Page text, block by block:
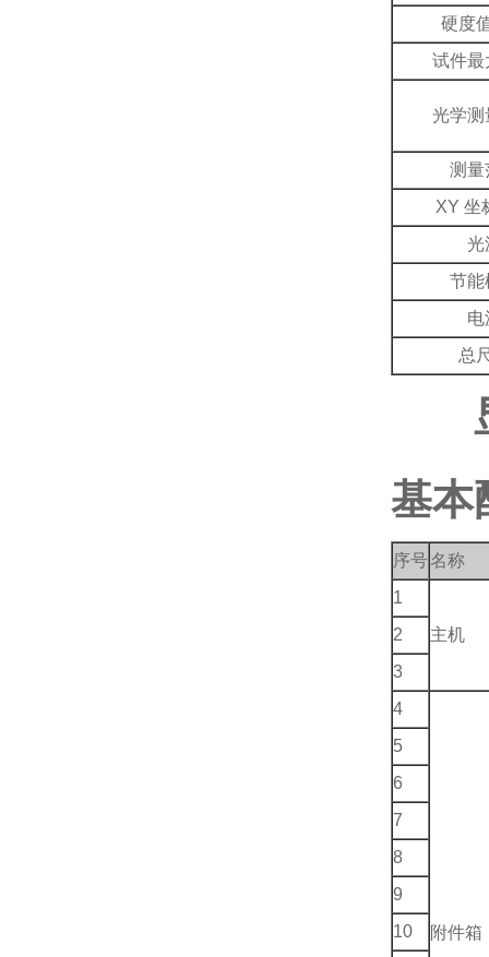
硬度
试件最
光学测
测量
XY 坐
光
节能
电
总
基本
序号名称
1
主机
2
3
4
附件箱
5
6
7
8
9
10